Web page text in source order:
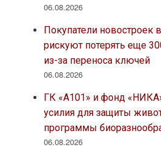
06.08.2026
Покупатели новостроек
рискуют потерять еще
из-за переноса ключей
06.08.2026
ГК «А101» и фонд
усилия для защиты
программы
06.08.2026